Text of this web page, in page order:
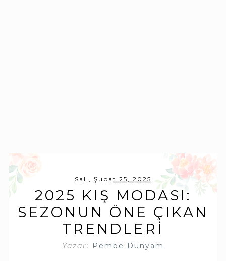
Salı, Şubat 25, 2025
2025 KIŞ MODASI:
SEZONUN ÖNE ÇIKAN
TRENDLERI
Yazar: Pembe Dünyam